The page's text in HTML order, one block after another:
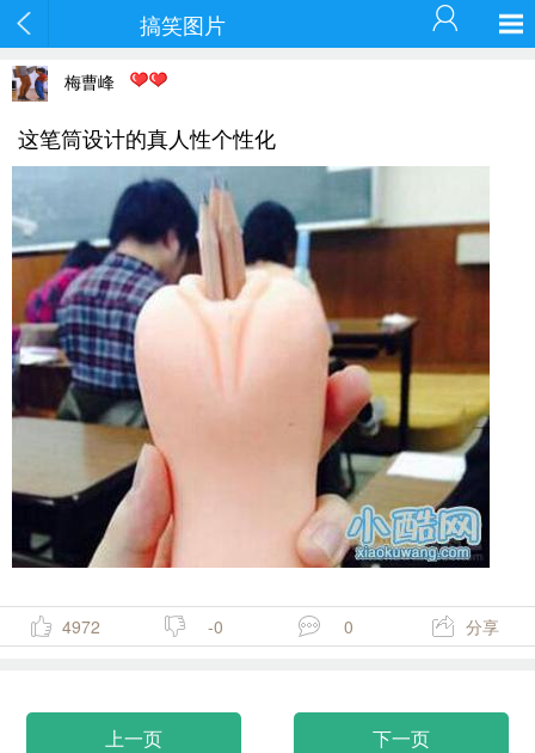
搞笑图片
梅曹峰
这笔筒设计的真人性个性化
4972 -0 0 分享
上一页 下一页